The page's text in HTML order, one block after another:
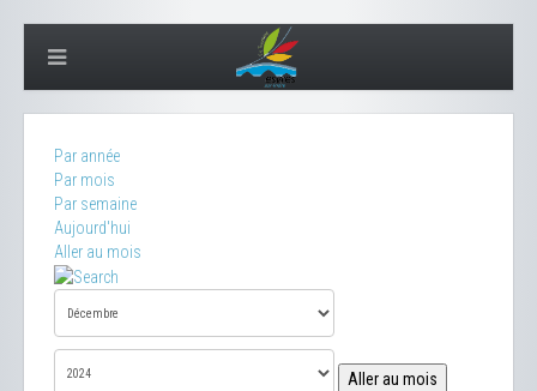
Par année
Par mois
Par semaine
Aujourd'hui
Aller au mois
Aller au mois